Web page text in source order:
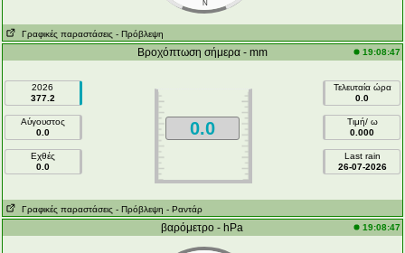
N
Γραφικές παραστάσεις - Πρόβλεψη
Βροχόπτωση σήμερα - mm 19:08:47
2026
377.2
Αύγουστος
0.0
Εχθές
0.0
0.0
Τελευταία ώρα
0.0
Τιμή/ ω
0.000
Last rain
26-07-2026
Γραφικές παραστάσεις - Πρόβλεψη - Ραντάρ
βαρόμετρο - hPa 19:08:47